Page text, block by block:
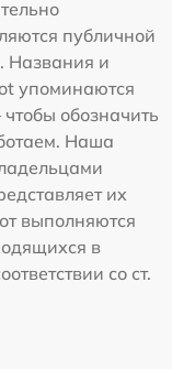
публичной
Названия и
упоминаются
обозначить
Наша
их
выполняются
в
со ст.